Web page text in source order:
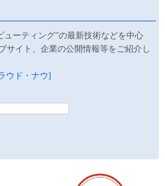
ューティング”の最新技術などを中心
サイト、企業の公開情報等をご紹介し
ウド・ナウ]